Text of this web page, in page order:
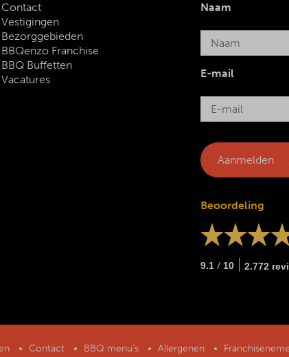
Contact
Vestigingen
Bezorggebieden
BBQenzo Franchise
BBQ Buffetten
Vacatures
Naam
E-mail
Beoordeling
9.1 / 10 2.772
Contact BBQ menu’s Allergenen